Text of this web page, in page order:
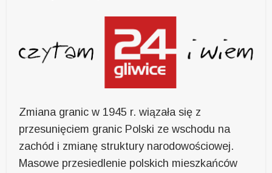
Zmiana granic w 1945 r. wiązała się z
przesunięciem granic Polski ze wschodu na
zachód i zmianę struktury narodowościowej.
Masowe przesiedlenie polskich mieszkańców